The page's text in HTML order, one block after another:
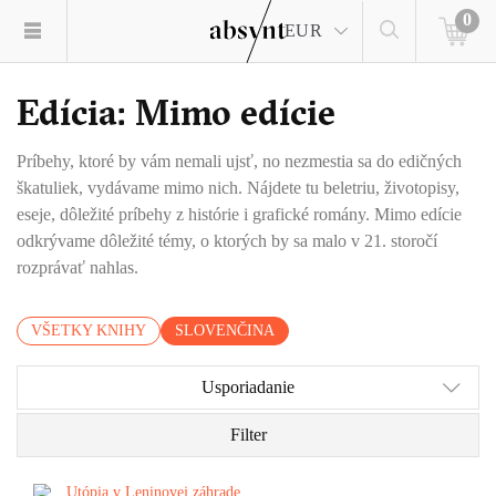
EUR
0
Edícia: Mimo edície
Príbehy, ktoré by vám nemali ujsť, no nezmestia sa do edičných
škatuliek, vydávame mimo nich. Nájdete tu beletriu, životopisy,
eseje, dôležité príbehy z histórie i grafické romány. Mimo edície
odkrývame dôležité témy, o ktorých by sa malo v 21. storočí
rozprávať nahlas.
VŠETKY KNIHY SLOVENČINA
Usporiadanie
Filter